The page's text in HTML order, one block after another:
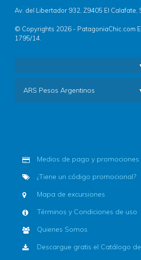
Av. del Libertador 932, Z9405 El Calafate,
© Copyrights 2026 - PatagoniaChic.com
1795/14.
ARS Pesos Argentinos
Medios de pago y promociones
¿Tiene un código promocional?
Mapa de excursiones
Términos y Condiciones de uso
Quienes Somos
Descargue gratis el Catálogo